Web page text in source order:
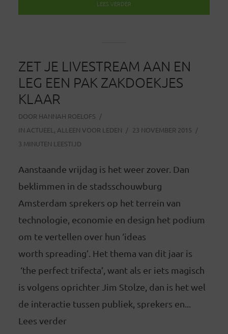
LEES VERDER
ZET JE LIVESTREAM AAN EN
LEG EEN PAK ZAKDOEKJES
KLAAR
DOOR HANNAH ROELOFS
IN ACTUEEL , ALLEEN VOOR LEDEN
23 NOVEMBER 2015
3 MINUTEN LEESTIJD
Aanstaande vrijdag is het weer zover. Dan
beklimmen in de stadsschouwburg
Amsterdam sprekers op het terrein van
technologie, economie en design het podium
om te vertellen over hun ‘ideas
worth spreading’. Het thema van dit jaar is
‘the perfect trifecta’, want als er iets magisch
is volgens oprichter Jim Stolze, dan is het wel
de interactie tussen publiek, sprekers en...
Lees verder